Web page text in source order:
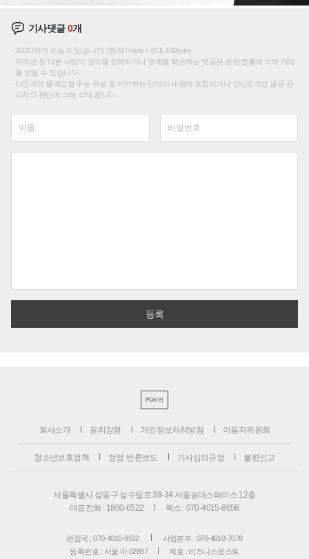
기사댓글0개
200자까지 쓰실 수 있습니다. (현재 0 byte / 최대 400byte)
저작권 등 다른 사람의 권리를 침해하거나 명예를 훼손하는 댓글은 관련 법률에 의해 제재
를 받을 수 있습니다.
타인에게 불쾌감을 주는 욕설 등 비하하는 단어가 내용에 포함되거나 인신공격성 글은 관
리자의 판단에 의해 삭제 합니다.
PC버전
회사소개 윤리강령 개인정보처리방침 이용자위원회
청소년보호정책 정정·반론보도 기사심의규정 불편신고
서울특별시 성동구 성수일로 39-34 서울숲더스페이스 12층
대표전화 : 1800-6522
팩스 : 070-4015-8658
편집국 : 070-4010-8512
사업본부 : 070-4010-7078
등록번호 : 서울 아 02897
제호 : 비즈니스포스트